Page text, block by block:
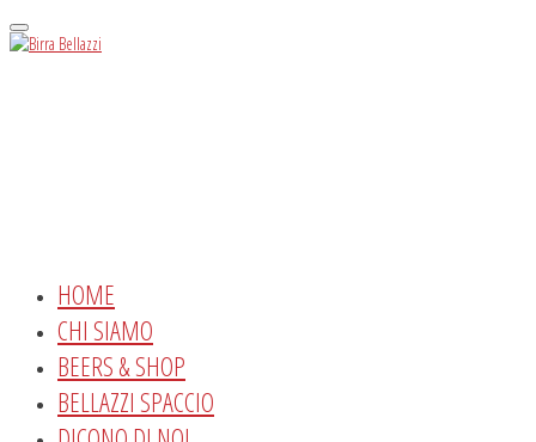
Menu
HOME
CHI SIAMO
BEERS & SHOP
BELLAZZI SPACCIO